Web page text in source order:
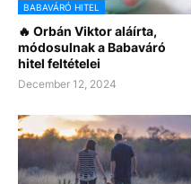
BABAVÁRÓ HITEL
🔥 Orbán Viktor aláírta,
módosulnak a Babaváró
hitel feltételei
December 12, 2024